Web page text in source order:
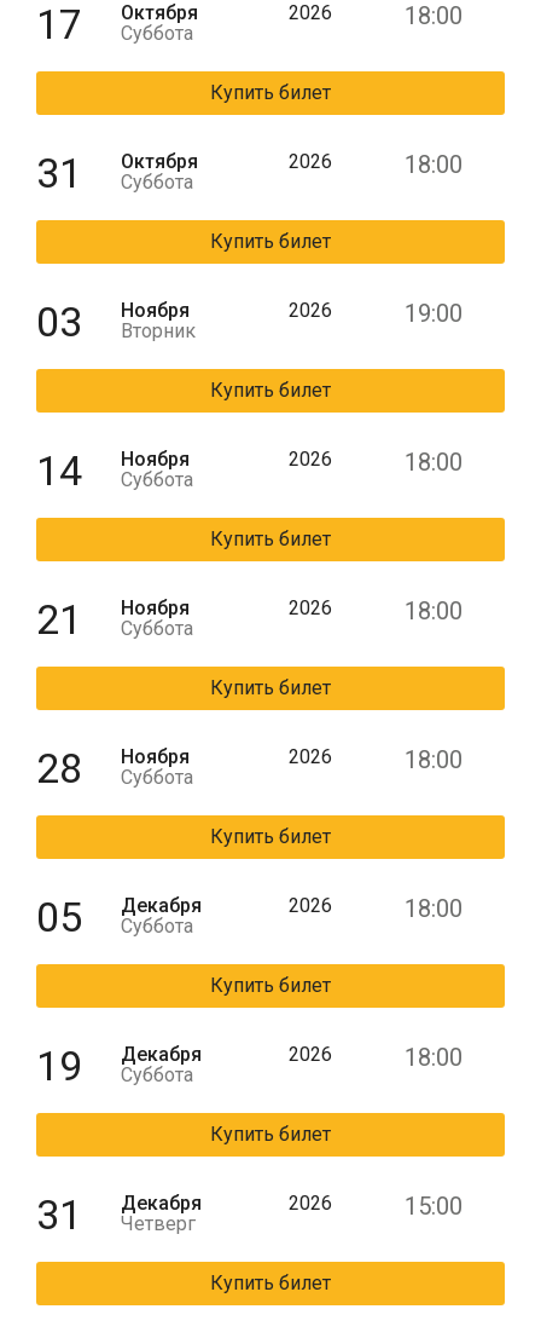
17
Октября
Суббота
2026 18:00
Купить билет
31
Октября
Суббота
2026 18:00
Купить билет
03
Ноября
Вторник
2026 19:00
Купить билет
14
Ноября
Суббота
2026 18:00
Купить билет
21
Ноября
Суббота
2026 18:00
Купить билет
28
Ноября
Суббота
2026 18:00
Купить билет
05
Декабря
Суббота
2026 18:00
Купить билет
19
Декабря
Суббота
2026 18:00
Купить билет
31
Декабря
Четверг
2026 15:00
Купить билет